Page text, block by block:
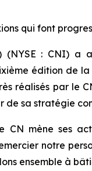
qui font
(NYSE : CNI) a
édition de
réalisés par le
sa stratégie
mène ses
notre
ensemble